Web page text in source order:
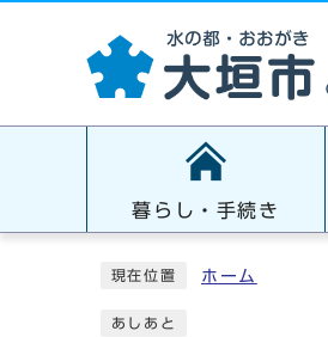
暮らし・手続き
現在位置 ホーム
あしあと